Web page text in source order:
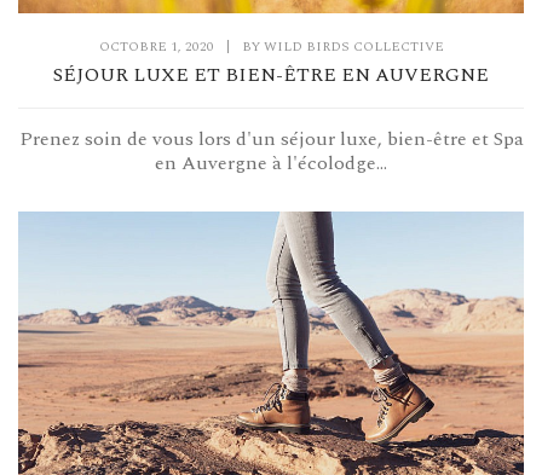
OCTOBRE 1, 2020 | BYWILD BIRDS COLLECTIVE
SÉJOUR LUXE ET BIEN-ÊTRE EN AUVERGNE
Prenez soin de vous lors d'un séjour luxe, bien-être et Spa
en Auvergne à l'écolodge...